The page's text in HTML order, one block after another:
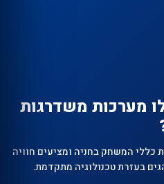
מערכות משדרגות
כללי המשחק בחניה ומציעים חוויה
בעזרת טכנולוגיה מתקדמת.